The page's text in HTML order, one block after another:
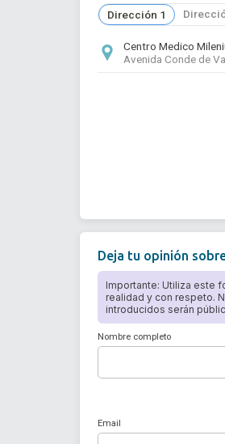
Dirección 1
Centro Medico
Avenida Conde de
Deja tu opinión
Importante: Utiliza este
realidad y con respeto.
introducidos serán
Nombre completo
Email